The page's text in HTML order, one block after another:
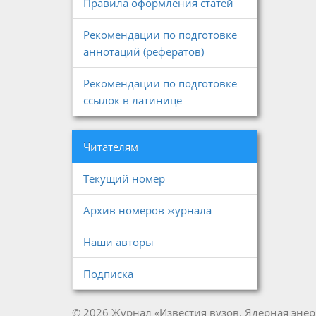
Правила оформления статей
Рекомендации по подготовке
аннотаций (рефератов)
Рекомендации по подготовке
ссылок в латинице
Читателям
Текущий номер
Архив номеров журнала
Наши авторы
Подписка
© 2026 Журнал «Известия вузов. Ядерная